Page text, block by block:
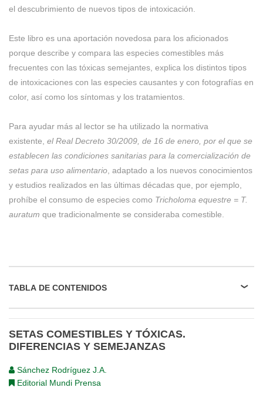
el descubrimiento de nuevos tipos de intoxicación.
Este libro es una aportación novedosa para los aficionados
porque describe y compara las especies comestibles más
frecuentes con las tóxicas semejantes, explica los distintos tipos
de intoxicaciones con las especies causantes y con fotografías en
color, así como los síntomas y los tratamientos.
Para ayudar más al lector se ha utilizado la normativa
existente, el Real Decreto 30/2009, de 16 de enero, por el que se
establecen las condiciones sanitarias para la comercialización de
setas para uso alimentario , adaptado a los nuevos conocimientos
y estudios realizados en las últimas décadas que, por ejemplo,
prohíbe el consumo de especies como Tricholoma equestre = T.
auratum que tradicionalmente se consideraba comestible.
TABLA DE CONTENIDOS
SETAS COMESTIBLES Y TÓXICAS.
DIFERENCIAS Y SEMEJANZAS
Sánchez Rodríguez J.A.
Editorial Mundi Prensa